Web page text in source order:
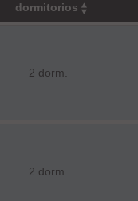
dormitorios
2 dorm.
2 dorm.